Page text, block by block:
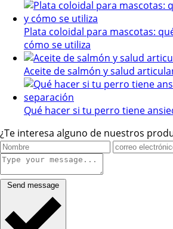
Plata coloidal para mascotas:
cómo se utiliza
Aceite de salmón y salud
Qué hacer si tu perro tiene
¿Te interesa alguno de nuestros
Send message